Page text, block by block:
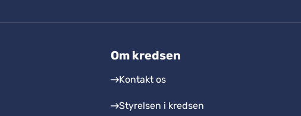
Om kredsen
Kontakt os
Styrelsen i kredsen